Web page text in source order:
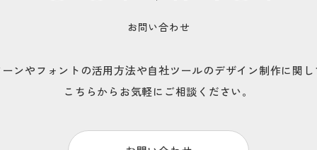
お問い合わせ
ンやフォントの活用方法や自社ツールのデザイン制作に関
こちらからお気軽にご相談ください。